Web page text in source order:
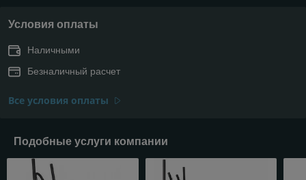
Условия оплаты
Наличными
Безналичный расчет
Все условия оплаты
Подобные услуги компании